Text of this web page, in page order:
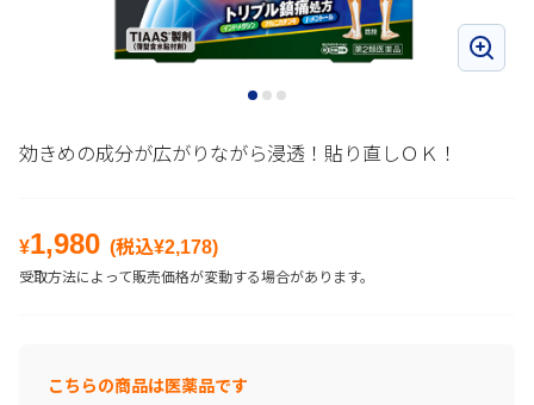
効きめの成分が広がりながら浸透！貼り直しＯＫ！
¥1,980 (税込¥2,178)
受取方法によって販売価格が変動する場合があります。
こちらの商品は医薬品です